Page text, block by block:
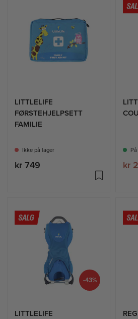
LITTLELIFE
FØRSTEHJELPSETT
FAMILIE
Ikke på lager
kr 749 kr
-43%
LITTLELIFE